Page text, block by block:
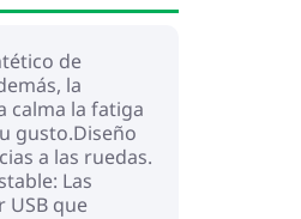
de
la
calma la fatiga
gusto.Diseño
a las ruedas.
Las
que